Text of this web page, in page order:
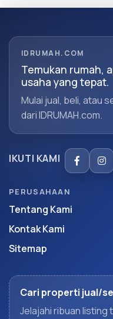
IDRUMAH.COM
Temukan rumah,
usaha yang tepat.
Mulai jual, beli, atau
dari IDRUMAH.com.
IKUTI KAMI
PERUSAHAAN
Tentang Kami
Kontak Kami
Sitemap
Cari properti jual/
Jelajahi ribuan listing